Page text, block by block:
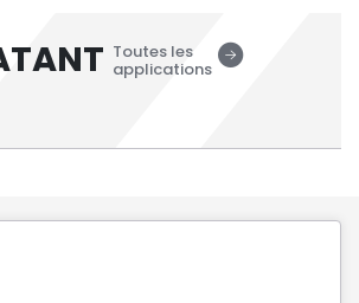
Toutes les
applications